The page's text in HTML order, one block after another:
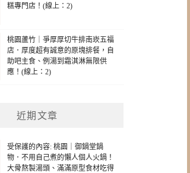
糕專門店！(線上：2)
桃園蘆竹｜爭厚厚切牛排南崁五福
店．厚度超有誠意的原塊排餐，自
助吧主食、例湯到霜淇淋無限供
應！(線上：2)
近期文章
受保護的內容: 桃園｜御鍋堂鍋
物．不用自己煮的懶人個人火鍋！
大骨熬製湯頭、滿滿原型食材吃得